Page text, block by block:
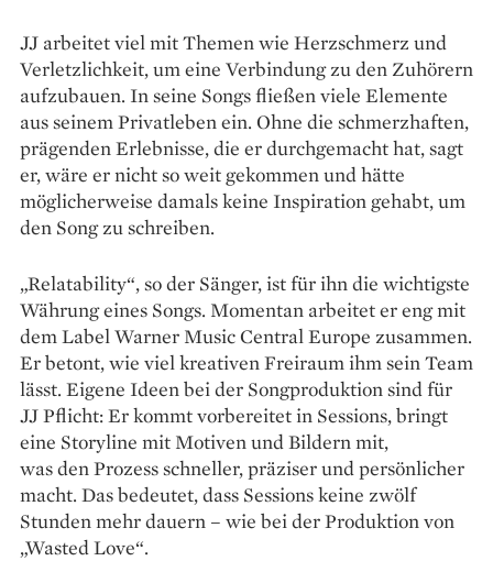
JJ arbeitet viel mit Themen wie Herzschmerz und
Verletzlichkeit, um eine Verbindung zu den Zuhörern
aufzubauen. In seine Songs fließen viele Elemente
aus seinem Privatleben ein. Ohne die schmerzhaften,
prägenden Erlebnisse, die er durchgemacht hat, sagt
er, wäre er nicht so weit gekommen und hätte
möglicherweise damals keine Inspiration gehabt, um
den Song zu schreiben.
„Relatability“, so der Sänger, ist für ihn die wichtigste
Währung eines Songs. Momentan arbeitet er eng mit
dem Label Warner Music Central Europe ­zusammen.
Er betont, wie viel kreativen Freiraum ihm sein Team
lässt. Eigene Ideen bei der Songproduktion sind für
JJ Pflicht: Er kommt vorbereitet in Sessions, bringt
eine Storyline mit Motiven und Bildern mit,
was den Prozess schneller, präziser und persönlicher
macht. Das bedeutet, dass Sessions keine zwölf
Stunden mehr dauern – wie bei der Produktion von
„Wasted Love“.